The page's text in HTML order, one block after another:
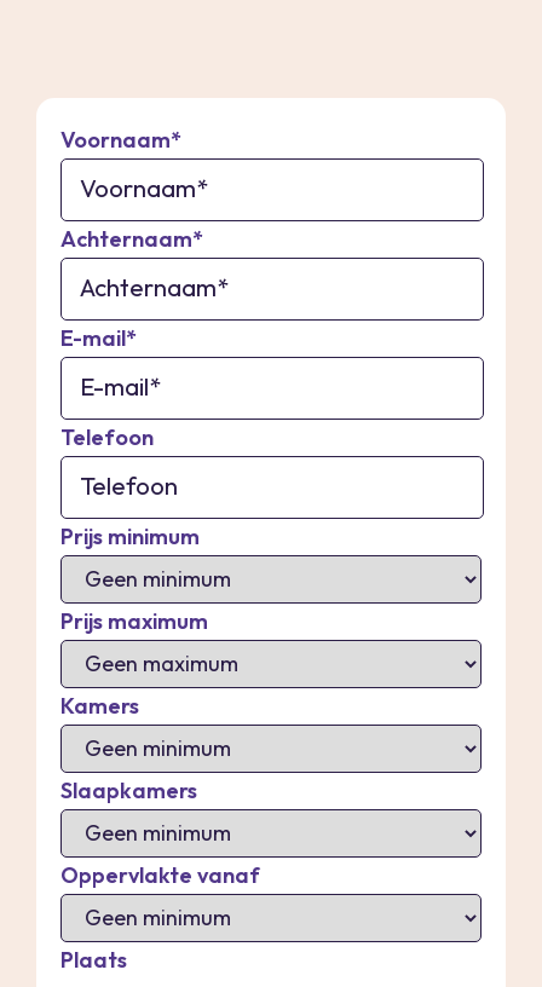
Voornaam*
Achternaam*
E-mail*
Telefoon
Prijs minimum
Prijs maximum
Kamers
Slaapkamers
Oppervlakte vanaf
Plaats